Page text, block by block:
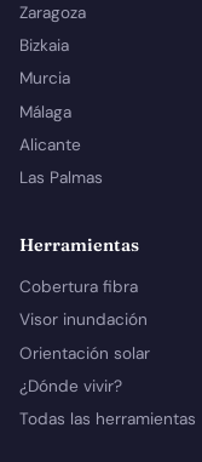
Zaragoza
Bizkaia
Murcia
Málaga
Alicante
Las Palmas
Herramientas
Cobertura fibra
Visor inundación
Orientación solar
¿Dónde vivir?
Todas las herramientas